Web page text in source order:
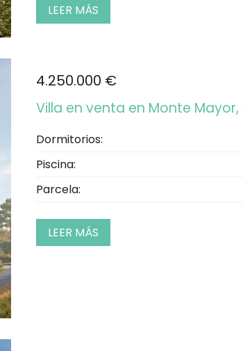
LEER MÁS
4.250.000 €
Villa en venta en Monte Mayor,
Dormitorios:
Piscina:
Parcela:
LEER MÁS